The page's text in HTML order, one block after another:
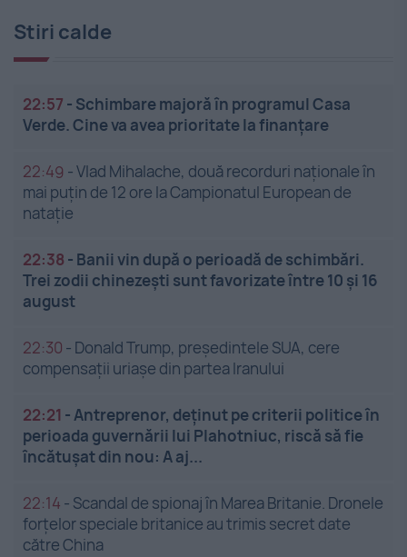
Stiri calde
22:57 - Schimbare majoră în programul Casa
Verde. Cine va avea prioritate la finanțare
22:49 -Vlad Mihalache, două recorduri naționale în
mai puțin de 12 ore la Campionatul European de
nataţie
22:38 - Banii vin după o perioadă de schimbări.
Trei zodii chinezești sunt favorizate între 10 și 16
august
22:30 - Donald Trump, președintele SUA, cere
compensații uriașe din partea Iranului
22:21 -Antreprenor, deţinut pe criterii politice în
perioada guvernării lui Plahotniuc, riscă să fie
încătuşat din nou: A aj...
22:14 - Scandal de spionaj în Marea Britanie. Dronele
forțelor speciale britanice au trimis secret date
către China